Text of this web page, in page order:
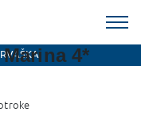
4*